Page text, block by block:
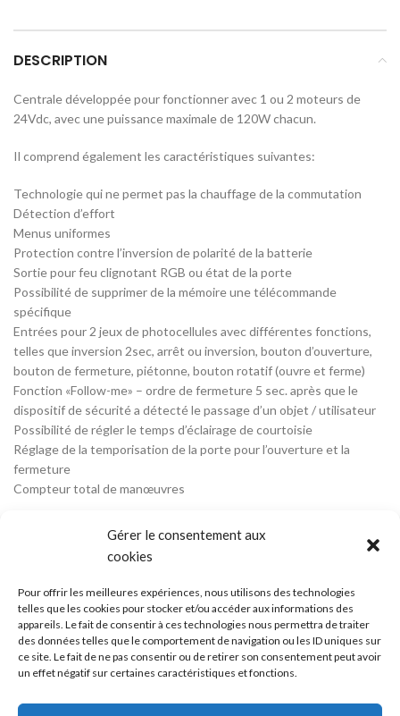
Gérer le consentement aux
cookies
Pour offrir les meilleures expériences, nous utilisons des technologies
telles que les cookies pour stocker et/ou accéder aux informations des
appareils. Le fait de consentir à ces technologies nous permettra de traiter
des données telles que le comportement de navigation ou les ID uniques sur
ce site. Le fait de ne pas consentir ou de retirer son consentement peut avoir
un effet négatif sur certaines caractéristiques et fonctions.
DESCRIPTION
Centrale développée pour fonctionner avec 1 ou 2 moteurs de
24Vdc, avec une puissance maximale de 120W chacun.
Il comprend également les caractéristiques suivantes:
Technologie qui ne permet pas la chauffage de la commutation
Détection d’effort
Menus uniformes
Protection contre l’inversion de polarité de la batterie
Sortie pour feu clignotant RGB ou état de la porte
Possibilité de supprimer de la mémoire une télécommande
spécifique
Entrées pour 2 jeux de photocellules avec différentes fonctions,
telles que inversion 2sec, arrêt ou inversion, bouton d’ouverture,
bouton de fermeture, piétonne, bouton rotatif (ouvre et ferme)
Fonction «Follow-me» – ordre de fermeture 5 sec. après que le
dispositif de sécurité a détecté le passage d’un objet / utilisateur
Possibilité de régler le temps d’éclairage de courtoisie
Réglage de la temporisation de la porte pour l’ouverture et la
fermeture
Compteur total de manœuvres
Mentions légales-Cookies -Confidentialité-CGV-CGU
Copyright © 2023. Natou Elec – Création du site internet et infogérance par
Ce site a été financé à l'aide du FEDER (REACT-EU) dans le cadre de la réponse à